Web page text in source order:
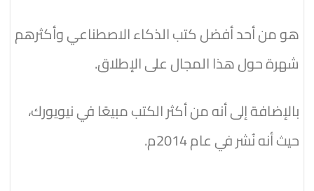
هو من أحد أفضل كتب الذكاء الاصطناعي وأكثرهم
شهرة حول هذا المجال على الإطلاق.
بالإضافة إلى أنه من أكثر الكتب مبيعًا في نيويورك،
حيث أنه نُشر في عام 2014م.